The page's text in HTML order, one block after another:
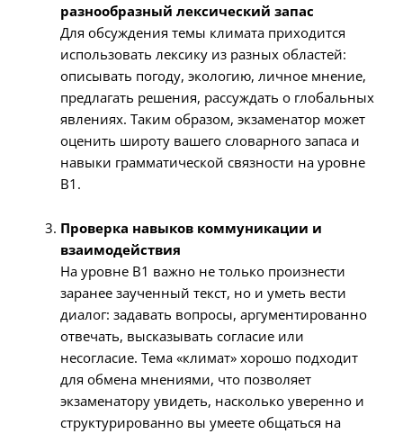
разнообразный лексический запас
Для обсуждения темы климата приходится
использовать лексику из разных областей:
описывать погоду, экологию, личное мнение,
предлагать решения, рассуждать о глобальных
явлениях. Таким образом, экзаменатор может
оценить широту вашего словарного запаса и
навыки грамматической связности на уровне
B1.
Проверка навыков коммуникации и
взаимодействия
На уровне B1 важно не только произнести
заранее заученный текст, но и уметь вести
диалог: задавать вопросы, аргументированно
отвечать, высказывать согласие или
несогласие. Тема «климат» хорошо подходит
для обмена мнениями, что позволяет
экзаменатору увидеть, насколько уверенно и
структурированно вы умеете общаться на